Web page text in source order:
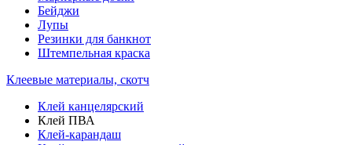
Бейджи
Лупы
Резинки для банкнот
Штемпельная краска
Клеевые материалы, скотч
Клей канцелярский
Клей ПВА
Клей-карандаш